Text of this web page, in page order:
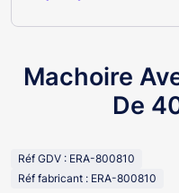
Machoire
De
Réf GDV : ERA-800810
Réf fabricant : ERA-800810